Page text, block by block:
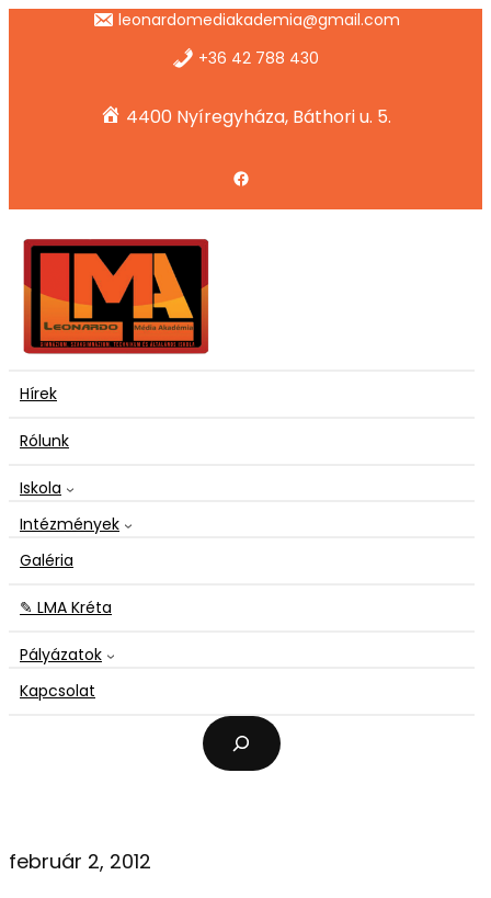
leonardomediakademia@gmail.com
+36 42 788 430
4400 Nyíregyháza, Báthori u. 5.
Facebook
Hírek
Rólunk
Iskola
Intézmények
Galéria
✎ LMA Kréta
Pályázatok
Kapcsolat
e
r
február 2, 2012